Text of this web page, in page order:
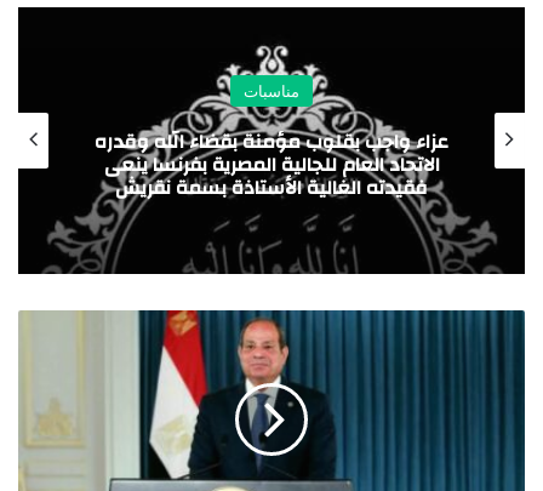
مناسبات
عزاء واجب